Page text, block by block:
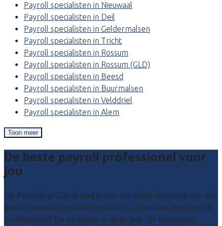
Payroll specialisten in Nieuwaal
Payroll specialisten in Deil
Payroll specialisten in Geldermalsen
Payroll specialisten in Tricht
Payroll specialisten in Rossum
Payroll specialisten in Rossum (GLD)
Payroll specialisten in Beesd
Payroll specialisten in Buurmalsen
Payroll specialisten in Velddriel
Payroll specialisten in Alem
Toon meer
De beste payroll professional voor
jou
Op Payrolling-Gids.nl vind je een compleet overzicht van alle
payroll specialisten in Nederland. Op zoek naar een payroll
profeesional? De bedrijven in deze gids zijn handmatig